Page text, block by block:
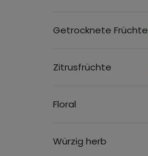
Getrocknete Früchte
Zitrusfrüchte
Floral
Würzig herb